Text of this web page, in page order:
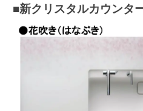
■新クリスタルカウンタ